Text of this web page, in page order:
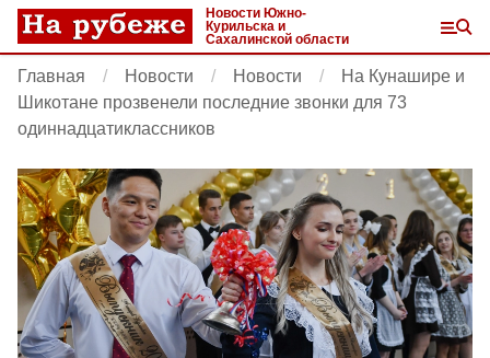
Новости Южно-
Курильска и
Сахалинской области
Главная Новости Новости
На Кунашире и
Шикотане прозвенели последние звонки для 73
одиннадцатиклассников